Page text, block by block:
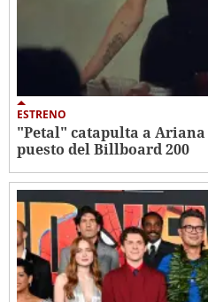
ESTRENO
"Petal" catapulta a
puesto del Billboard 200